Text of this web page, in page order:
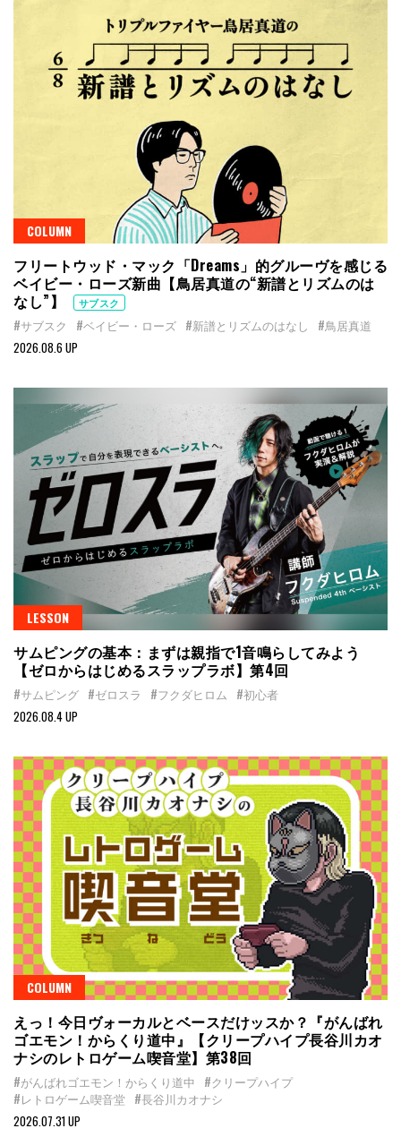
COLUMN
フリートウッド・マック「Dreams」的グルーヴを感じる
ベイビー・ローズ新曲【鳥居真道の“新譜とリズムのは
なし”】
サブスク
#サブスク #ベイビー・ローズ #新譜とリズムのはなし
#鳥居真道
2026.08.6 UP
LESSON
サムピングの基本：まずは親指で1音鳴らしてみよう
【ゼロからはじめるスラップラボ】第4回
#サムピング #ゼロスラ #フクダヒロム #初心者
2026.08.4 UP
COLUMN
えっ！今日ヴォーカルとベースだけッスか？『がんばれ
ゴエモン！からくり道中』【クリープハイプ長谷川カオ
ナシのレトロゲーム喫音堂】第38回
#がんばれゴエモン！からくり道中 #クリープハイプ
#レトロゲーム喫音堂 #長谷川カオナシ
2026.07.31 UP